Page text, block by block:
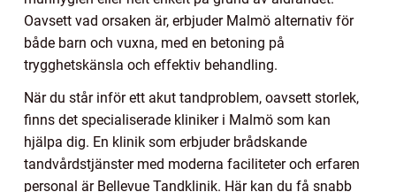
Oavsett vad orsaken är, erbjuder Malmö alternativ för
både barn och vuxna, med en betoning på
trygghetskänsla och effektiv behandling.
När du står inför ett akut tandproblem, oavsett storlek,
finns det specialiserade kliniker i Malmö som kan
hjälpa dig. En klinik som erbjuder brådskande
tandvårdstjänster med moderna faciliteter och erfaren
personal är Bellevue Tandklinik. Här kan du få snabb